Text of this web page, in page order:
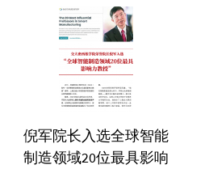
倪军院长入选全球智能
制造领域20位最具影响